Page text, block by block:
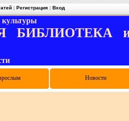
| Регистрация | Вход
культуры
БИБЛИОТЕКА
Новости